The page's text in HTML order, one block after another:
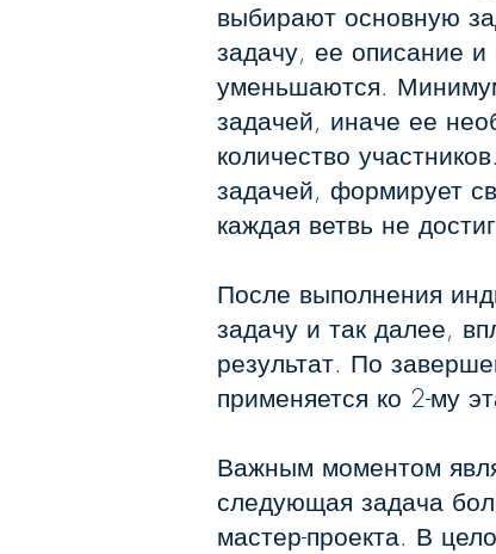
выбирают основную
задачу, ее описание
уменьшаются.
задачей, иначе ее
количество
задачей, формирует
каждая ветвь не
После выполнения
задачу и так далее,
результат. По
применяется ко 2-му
Важным моментом
следующая задача
мастер-проекта. В